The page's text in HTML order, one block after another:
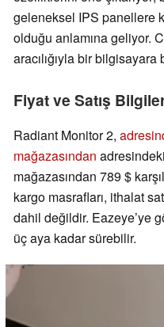
geleneksel IPS panellere
olduğu anlamına geliyor.
aracılığıyla bir
Fiyat ve Satış
Radiant Monitor 2,
mağazasından
mağazasından 789 $
kargo masrafları, ithalat
dahil değildir. Eazeye’ye
üç aya kadar sürebilir.